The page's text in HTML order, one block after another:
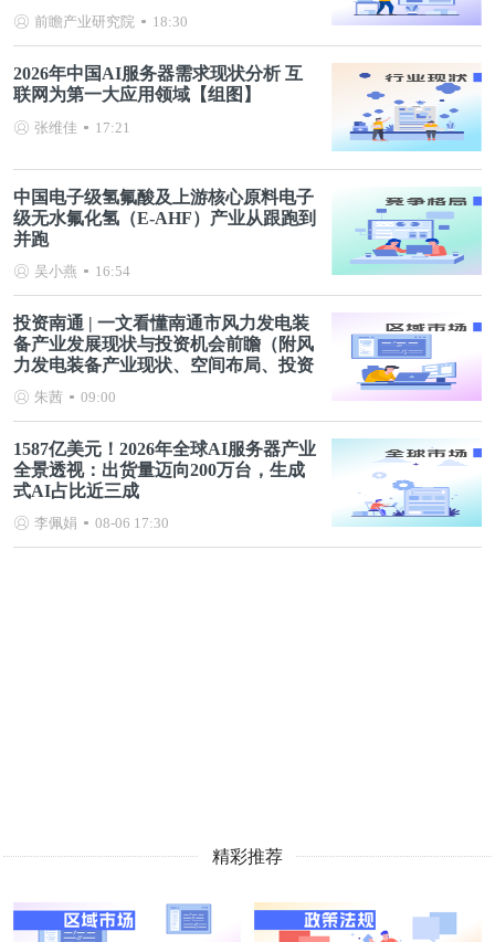
前瞻产业研究院 18:30
2026年中国AI服务器需求现状分析 互
联网为第一大应用领域【组图】
张维佳 17:21
中国电子级氢氟酸及上游核心原料电子
级无水氟化氢（E-AHF）产业从跟跑到
并跑
吴小燕 16:54
投资南通 | 一文看懂南通市风力发电装
备产业发展现状与投资机会前瞻（附风
力发电装备产业现状、空间布局、投资
机会分析等）
朱茜 09:00
1587亿美元！2026年全球AI服务器产业
全景透视：出货量迈向200万台，生成
式AI占比近三成
李佩娟 08-06 17:30
精彩推荐